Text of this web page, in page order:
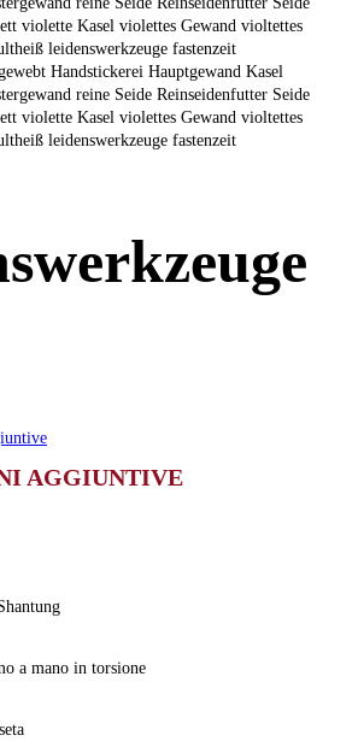
AGGIUNTIVE
a mano in torsione